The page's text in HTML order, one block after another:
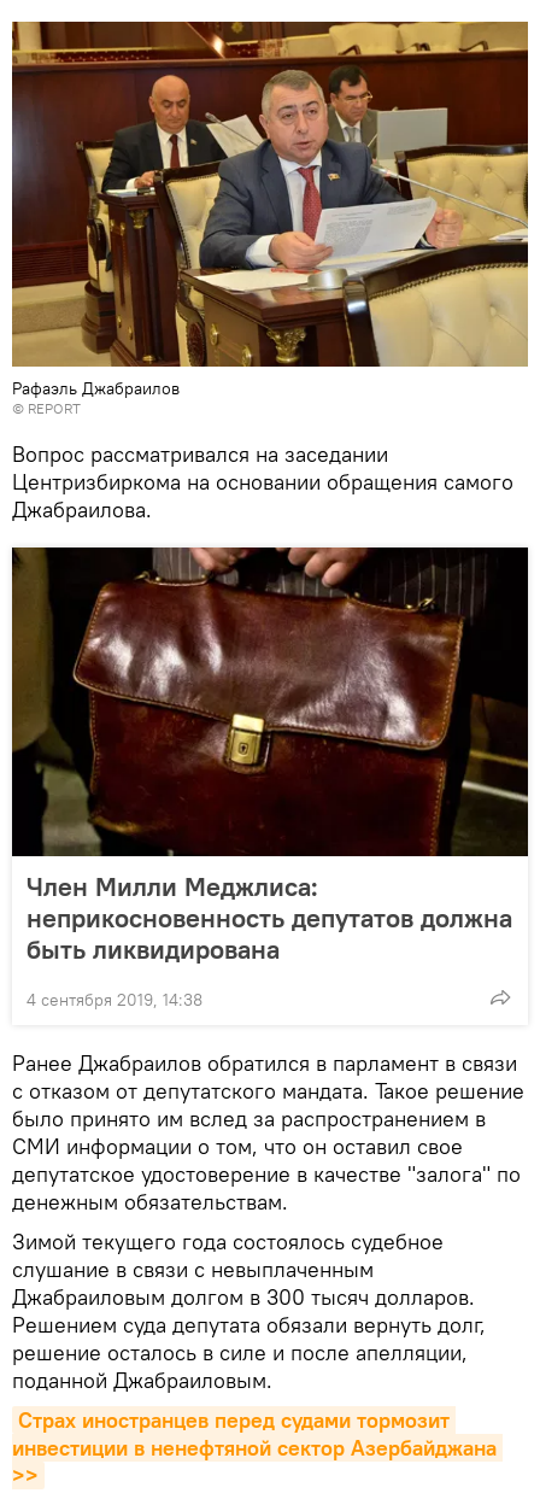
Рафаэль Джабраилов
© REPORT
Вопрос рассматривался на заседании
Центризбиркома на основании обращения самого
Джабраилова.
Член Милли Меджлиса:
неприкосновенность депутатов должна
быть ликвидирована
4 сентября 2019, 14:38
Ранее Джабраилов обратился в парламент в связи
с отказом от депутатского мандата. Такое решение
было принято им вслед за распространением в
СМИ информации о том, что он оставил свое
депутатское удостоверение в качестве "залога" по
денежным обязательствам.
Зимой текущего года состоялось судебное
слушание в связи с невыплаченным
Джабраиловым долгом в 300 тысяч долларов.
Решением суда депутата обязали вернуть долг,
решение осталось в силе и после апелляции,
поданной Джабраиловым.
Страх иностранцев перед судами тормозит
инвестиции в ненефтяной сектор Азербайджана
>>